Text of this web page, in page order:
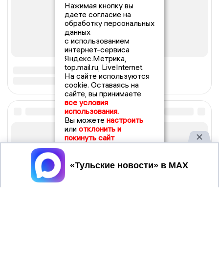
Нажимая кнопку вы
даете согласие на
обработку персональных
данных
с использованием
интернет-сервиса
Яндекс.Метрика,
top.mail.ru, LiveInternet.
На сайте используются
cookie. Оставаясь на
сайте, вы принимаете
все условия
использования.
Вы можете настроить
или отклонить и
покинуть сайт
Принять